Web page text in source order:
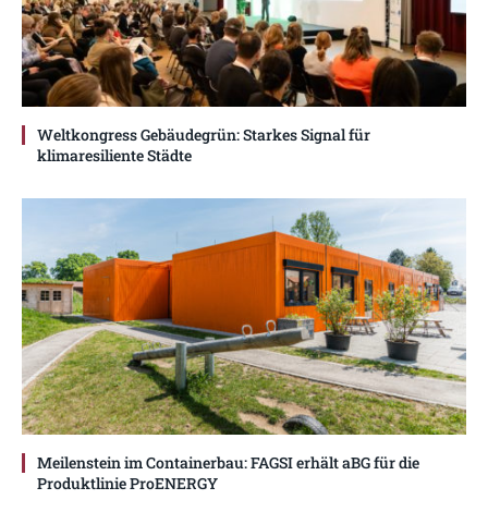
Weltkongress Gebäudegrün: Starkes Signal für
klimaresiliente Städte
Meilenstein im Containerbau: FAGSI erhält aBG für die
Produktlinie ProENERGY